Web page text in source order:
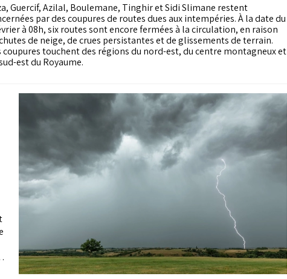
Guercif, Azilal, Boulemane, Tinghir et Sidi Slimane restent
par des coupures de routes dues aux intempéries. À la date du
à 08h, six routes sont encore fermées à la circulation, en raison
de neige, de crues persistantes et de glissements de terrain.
coupures touchent des régions du nord-est, du centre montagneux et
est du Royaume.